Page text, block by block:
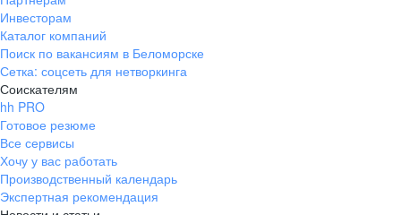
Инвесторам
Каталог компаний
Поиск по вакансиям в Беломорске
Сетка: соцсеть для нетворкинга
Соискателям
hh PRO
Готовое резюме
Все сервисы
Хочу у вас работать
Производственный календарь
Экспертная рекомендация